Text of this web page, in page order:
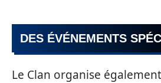
DES ÉVÉNEMENTS
Le Clan organise